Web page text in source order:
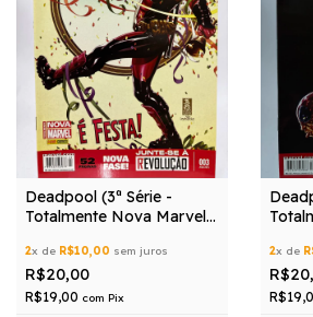
Deadpool (3ª Série -
Totalmente Nova Marvel)
2x de R$10,00 sem juros
R$20,00
R$19,00 com Pix
2x de